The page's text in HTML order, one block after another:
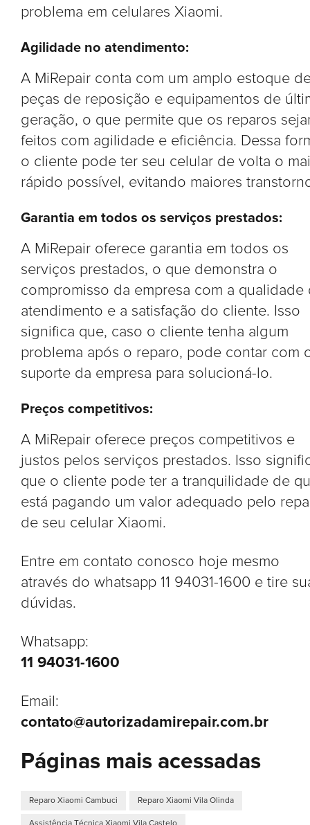
problema em celulares Xiaomi.
Agilidade no atendimento:
A MiRepair conta com um amplo estoque
peças de reposição e equipamentos de
geração, o que permite que os reparos
feitos com agilidade e eficiência. Dessa
o cliente pode ter seu celular de volta o
rápido possível, evitando maiores
Garantia em todos os serviços prestados:
A MiRepair oferece garantia em todos os
serviços prestados, o que demonstra o
compromisso da empresa com a qualidade
atendimento e a satisfação do cliente. Isso
significa que, caso o cliente tenha algum
problema após o reparo, pode contar com
suporte da empresa para solucioná-lo.
Preços competitivos:
A MiRepair oferece preços competitivos e
justos pelos serviços prestados. Isso
que o cliente pode ter a tranquilidade de
está pagando um valor adequado pelo
de seu celular Xiaomi.
Entre em contato conosco hoje mesmo
através do whatsapp 11 94031-1600 e tire
dúvidas.
Whatsapp:
11 94031-1600
Email:
contato@autorizadamirepair.com.br
Páginas mais acessadas
Reparo Xiaomi Cambuci Reparo Xiaomi Vila Olinda